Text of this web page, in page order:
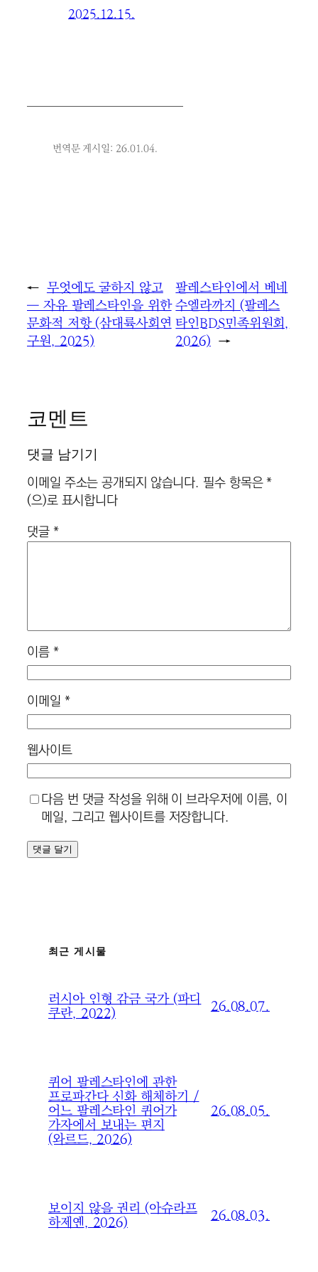
2025.12.15.
번역문 게시일: 26.01.04.
← 무엇에도 굴하지 않고
― 자유 팔레스타인을 위한
문화적 저항 (삼대륙사회연
구원, 2025)
팔레스타인에서 베네
수엘라까지 (팔레스
타인BDS민족위원회,
2026) →
코멘트
댓글 남기기
이메일 주소는 공개되지 않습니다. 필수 항목은*
(으)로 표시합니다
댓글 *
이름 *
이메일 *
웹사이트
다음 번 댓글 작성을 위해 이 브라우저에 이름, 이
메일, 그리고 웹사이트를 저장합니다.
최근 게시물
러시아 인형 감금 국가 (파디
쿠란, 2022) 26.08.07.
퀴어 팔레스타인에 관한
프로파간다 신화 해체하기 /
어느 팔레스타인 퀴어가
가자에서 보내는 편지
(와르드, 2026)
26.08.05.
보이지 않을 권리 (아슈라프
하제옌, 2026) 26.08.03.